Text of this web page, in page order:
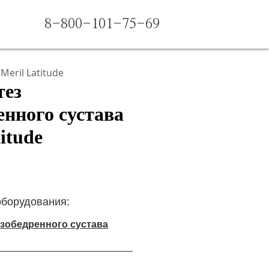
8-800-101-75-69
Meril Latitude
сустава
сустава